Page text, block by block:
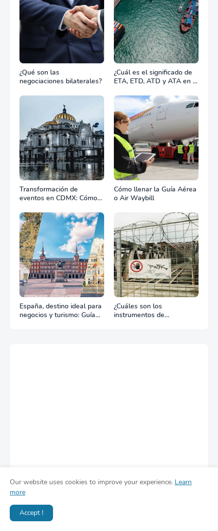
¿Qué son las
negociaciones bilaterales?
¿Cuál es el significado de
ETA, ETD, ATD y ATA en el
Transformación de
eventos en CDMX: Cómo
equipos define el éxito de
tu celebración
Cómo llenar la Guía Aérea
o Air Waybill
España, destino ideal para
negocios y turismo: Guía
¿Cuáles son los
instrumentos de
Our website uses cookies to improve your experience. Learn
more
Accept !